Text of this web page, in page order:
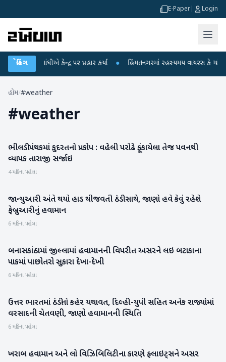
E-Paper Login
બ્રેકિંગ
રાહુલ ગાંધીએ કેન્દ્ર પર પ્રહાર કર્યા ● હિંમતનગરમાં રહસ્યમય વાયરસ કે ચાંદીપુરા?
હોમ/#weather
#weather
બનાસકાંઠા
ભીલડી પંથકમાં કુદરતનો પ્રકોપ : વહેલી પરોઢે ફૂંકાયેલા તેજ પવનથી
વ્યાપક તારાજી સર્જાઇ
4 મહિના પહેલા
હવામાન
જાન્યુઆરી અંતે થયો હાડ થીજવતી ઠંડી સાથે, જાણો હવે કેવું રહેશે
ફેબ્રુઆરીનું હવામાન
6 મહિના પહેલા
બનાસકાંઠા
બનાસકાંઠામાં જીલ્લામાં હવામાનની વિપરીત અસરને લઇ બટાકાના
પાકમાં પાછોતરો સુકારા દેખા-દેખી
6 મહિના પહેલા
રાષ્ટ્રીય
ઉત્તર ભારતમાં ઠંડીનો કહેર યથાવત, દિલ્હી-યુપી સહિત અનેક રાજ્યોમાં
વરસાદની ચેતવણી, જાણો હવામાનની સ્થિતિ
6 મહિના પહેલા
રાષ્ટ્રીય ખરાબ હવામાન અને લો વિઝિબિલિટીના કારણે ફ્લાઇટ્સને અસર